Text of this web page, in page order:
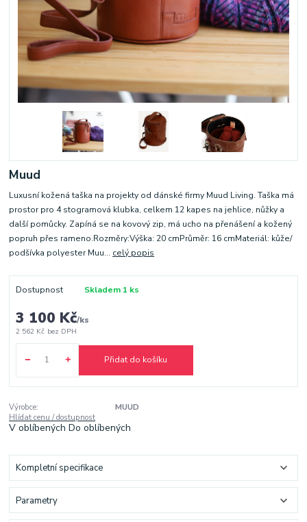
Muud
Luxusní kožená taška na projekty od dánské firmy Muud Living. Taška má
prostor pro 4 stogramová klubka, celkem 12 kapes na jehlice, nůžky a
další pomůcky. Zapíná se na kovový zip, má ucho na přenášení a kožený
popruh přes rameno.Rozměry:Výška: 20 cmPrůměr: 16 cmMateriál: kůže/
podšívka polyester Muu... celý popis
Dostupnost Skladem 1 ks
3 100 Kč/ks
2 562 Kč bez DPH
Přidat do košíku
Výrobce:
MUUD
Hlídat cenu / dostupnost
V oblíbenýchDo oblíbených
Kompletní specifikace
Parametry